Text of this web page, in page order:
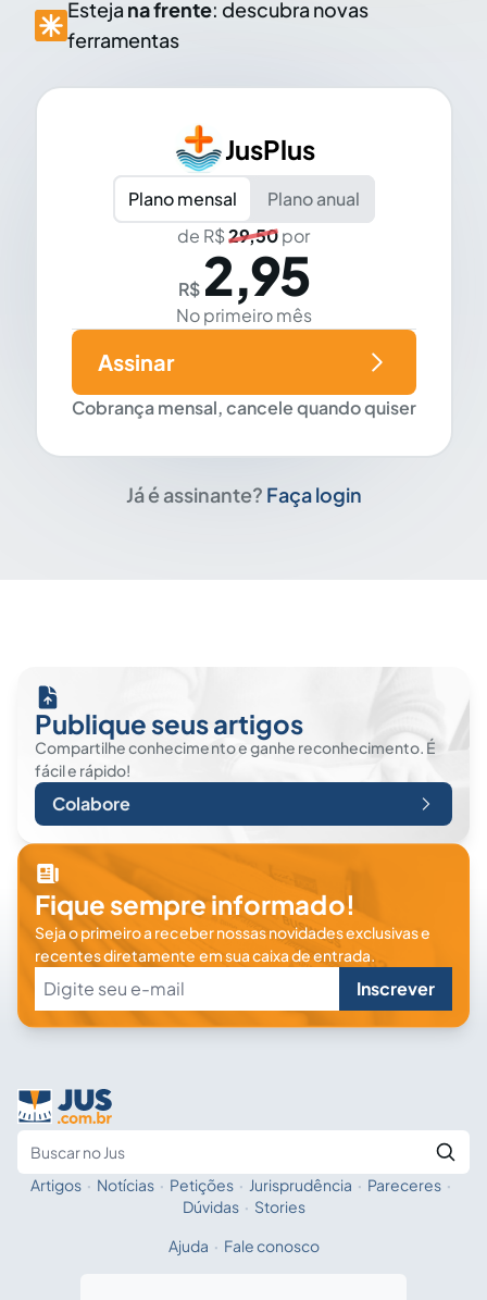
Esteja na frente: descubra novas
ferramentas
JusPlus
Plano mensal
Plano anual
de R$29,50por
R$ 2,95
No primeiro mês
Cobrança mensal, cancele quando quiser
Assinar
Já é assinante? Faça login
Publique seus artigos
Compartilhe conhecimento e ganhe reconhecimento. É
fácil e rápido!
Colabore
Fique sempre informado!
Seja o primeiro a receber nossas novidades exclusivas e
recentes diretamente em sua caixa de entrada.
Inscrever
Fale com a IA
Artigos · Notícias · Petições · Jurisprudência · Pareceres ·
Dúvidas · Stories
Ajuda · Fale conosco